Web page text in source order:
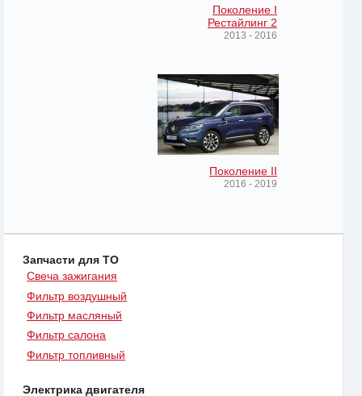
Поколение I
Рестайлинг 2
2013 - 2016
Поколение II
2016 - 2019
Запчасти для ТО
Свеча зажигания
Фильтр воздушный
Фильтр масляный
Фильтр салона
Фильтр топливный
Электрика двигателя